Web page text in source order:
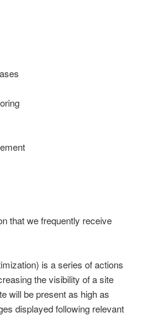
that we frequently receive
is a series of actions
the visibility of a site
will be present as high as
displayed following relevant